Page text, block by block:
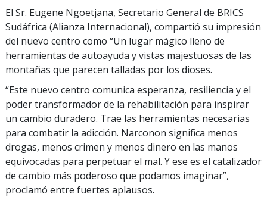
El Sr. Eugene Ngoetjana, Secretario General de BRICS
Sudáfrica (Alianza Internacional), compartió su impresión
del nuevo centro como “Un lugar mágico lleno de
herramientas de autoayuda y vistas majestuosas de las
montañas que parecen talladas por los dioses.
“Este nuevo centro comunica esperanza, resiliencia y el
poder transformador de la rehabilitación para inspirar
un cambio duradero. Trae las herramientas necesarias
para combatir la adicción. Narconon significa menos
drogas, menos crimen y menos dinero en las manos
equivocadas para perpetuar el mal. Y ese es el catalizador
de cambio más poderoso que podamos imaginar”,
proclamó entre fuertes aplausos.